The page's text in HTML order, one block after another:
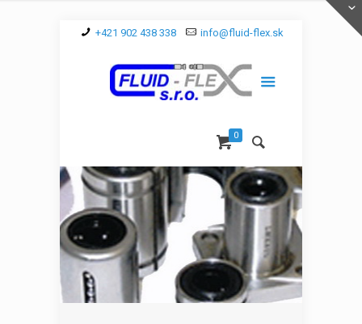
+421 902 438 338 info@fluid-flex.sk
0